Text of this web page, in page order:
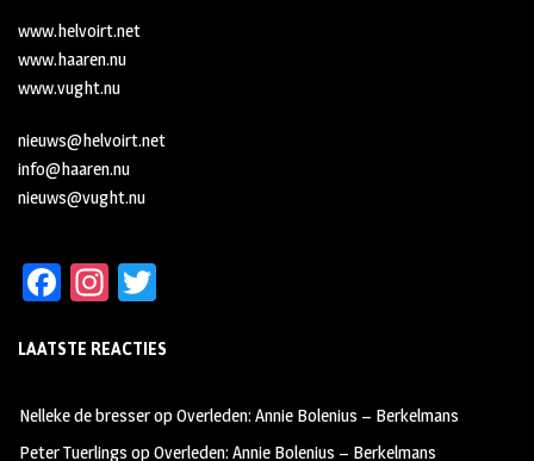
www.helvoirt.net
www.haaren.nu
www.vught.nu
nieuws@helvoirt.net
info@haaren.nu
nieuws@vught.nu
Fa
b
oo
k
In
ag
m
tt
LAATSTE REACTIES
Nelleke de bresseropOverleden: Annie Bolenius – Berkelmans
Peter Tuerlings opOverleden: Annie Bolenius – Berkelmans